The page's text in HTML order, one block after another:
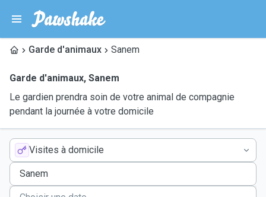
Garde d'animaux Sanem
Garde d'animaux, Sanem
Le gardien prendra soin de votre animal de compagnie
pendant la journée à votre domicile
Visites à domicile